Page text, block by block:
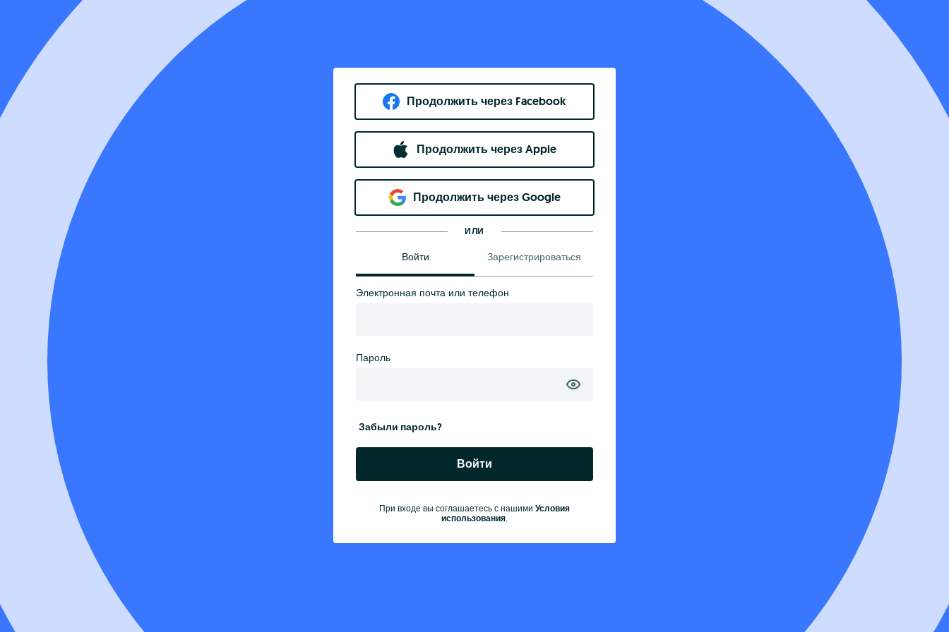
Продолжить через Facebook
Продолжить через Apple
Продолжить через Google
ИЛИ
Войти Зарегистрироваться
Электронная почта или телефон
Пароль
Забыли пароль?
Войти
При входе вы соглашаетесь с нашими Условия
использования.